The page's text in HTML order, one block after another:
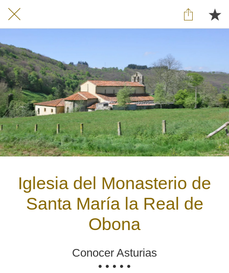
Iglesia del Monasterio de
Santa María la Real de
Obona
Conocer Asturias
• • • • •